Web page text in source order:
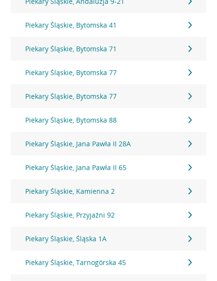
Piekary Śląskie, Bytomska 41
Piekary Śląskie, Bytomska 71
Piekary Śląskie, Bytomska 77
Piekary Śląskie, Bytomska 77
Piekary Śląskie, Bytomska 88
Piekary Śląskie, Jana Pawła II 28A
Piekary Śląskie, Jana Pawła II 65
Piekary Śląskie, Kamienna 2
Piekary Śląskie, Przyjaźni 92
Piekary Śląskie, Śląska 1A
Piekary Śląskie, Tarnogórska 45